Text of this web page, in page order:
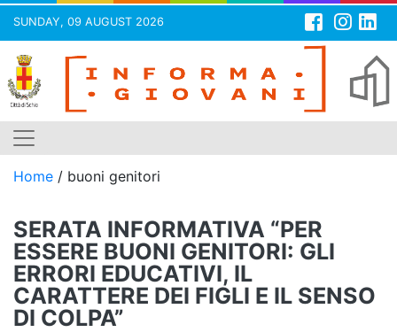
SUNDAY, 09 AUGUST 2026
Skip
content
Home / buoni genitori
SERATA INFORMATIVA “PER
ESSERE BUONI GENITORI: GLI
ERRORI EDUCATIVI, IL
CARATTERE DEI FIGLI E IL SENSO
DI COLPA”